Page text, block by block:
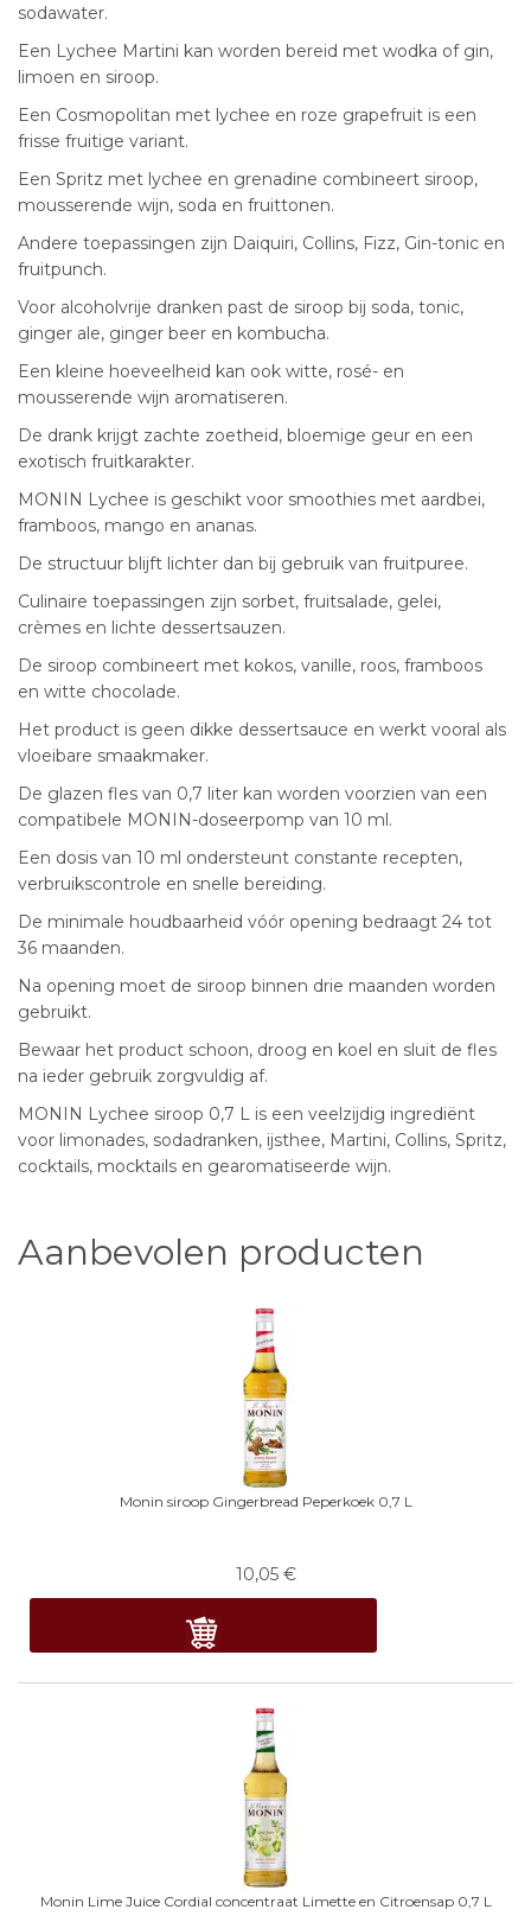
sodawater.
Een Lychee Martini kan worden bereid met wodka of gin,
limoen en siroop.
Een Cosmopolitan met lychee en roze grapefruit is een
frisse fruitige variant.
Een Spritz met lychee en grenadine combineert siroop,
mousserende wijn, soda en fruittonen.
Andere toepassingen zijn Daiquiri, Collins, Fizz, Gin-tonic en
fruitpunch.
Voor alcoholvrije dranken past de siroop bij soda, tonic,
ginger ale, ginger beer en kombucha.
Een kleine hoeveelheid kan ook witte, rosé- en
mousserende wijn aromatiseren.
De drank krijgt zachte zoetheid, bloemige geur en een
exotisch fruitkarakter.
MONIN Lychee is geschikt voor smoothies met aardbei,
framboos, mango en ananas.
De structuur blijft lichter dan bij gebruik van fruitpuree.
Culinaire toepassingen zijn sorbet, fruitsalade, gelei,
crèmes en lichte dessertsauzen.
De siroop combineert met kokos, vanille, roos, framboos
en witte chocolade.
Het product is geen dikke dessertsauce en werkt vooral als
vloeibare smaakmaker.
De glazen fles van 0,7 liter kan worden voorzien van een
compatibele MONIN-doseerpomp van 10 ml.
Een dosis van 10 ml ondersteunt constante recepten,
verbruikscontrole en snelle bereiding.
De minimale houdbaarheid vóór opening bedraagt 24 tot
36 maanden.
Na opening moet de siroop binnen drie maanden worden
gebruikt.
Bewaar het product schoon, droog en koel en sluit de fles
na ieder gebruik zorgvuldig af.
MONIN Lychee siroop 0,7 L is een veelzijdig ingrediënt
voor limonades, sodadranken, ijsthee, Martini, Collins, Spritz,
cocktails, mocktails en gearomatiseerde wijn.
Aanbevolen producten
Monin siroop Gingerbread Peperkoek 0,7 L
10,05 €
Monin Lime Juice Cordial concentraat Limette en Citroensap 0,7 L